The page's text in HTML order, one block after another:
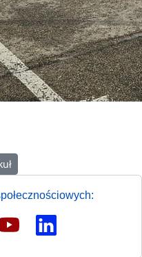
szkolenie online
Zapraszamy na szkolenie